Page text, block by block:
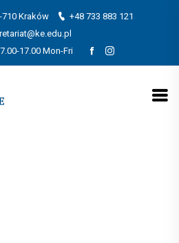
Kraków
+48 733 883 121
17.00 Mon-Fri